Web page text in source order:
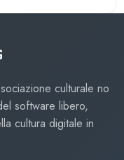
culturale no
software libero,
cultura digitale in